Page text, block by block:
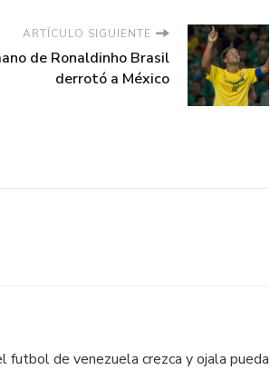
ARTÍCULO SIGUIENTE
de Ronaldinho Brasil
derrotó a México
futbol de venezuela crezca y ojala pueda